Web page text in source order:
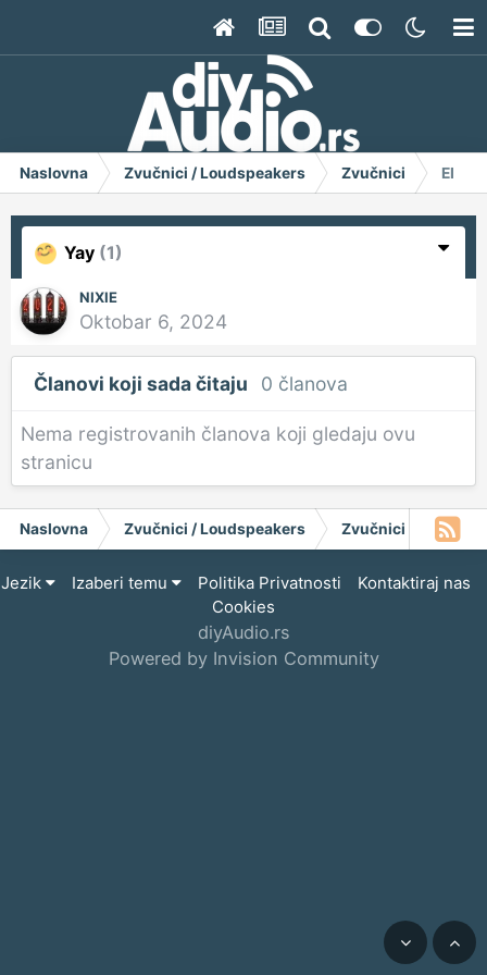
Naslovna Zvučnici / Loudspeakers Zvučnici EI
Yay (1)
NIXIE
Oktobar 6, 2024
Članovi koji sada čitaju 0 članova
Nema registrovanih članova koji gledaju ovu
stranicu
Naslovna Zvučnici / Loudspeakers Zvučnici EI Nis
Jezik Izaberi temu Politika Privatnosti
Kontaktiraj nas
Cookies
diyAudio.rs
Powered by Invision Community